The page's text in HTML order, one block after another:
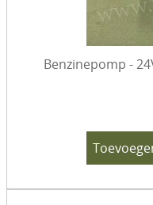
Benzinepomp -